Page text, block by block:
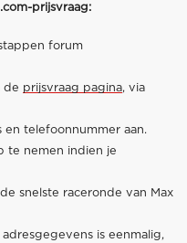
prijsvraag:
forum
de prijsvraag pagina, via
en telefoonnummer aan.
te nemen indien je
snelste raceronde van Max
is eenmalig,